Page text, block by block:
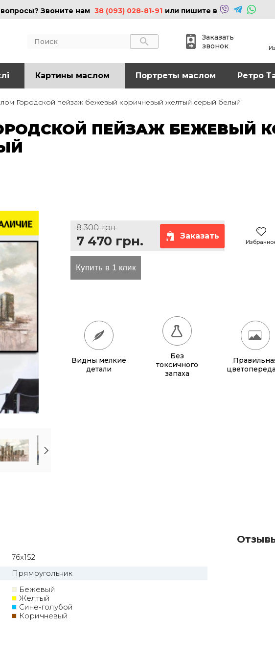
Звоните нам 38 (093) 028-81-91 или пишите в
Заказать
звонок
Картины маслом Портреты маслом Ретро
Городской пейзаж бежевый коричневый желтый серый белый
ПЕЙЗАЖ БЕЖЕВЫЙ
8 300 грн.
7 470 грн. Заказать
Видны мелкие
детали
Без
токсичного
запаха
76x152
Прямоугольник
Бежевый
Желтый
Сине-голубой
Коричневый
(093) 028-81-91
vip.com.ua
проезда
ИНФОРМАЦИЯ
Картины на холсте
Картины на стекле